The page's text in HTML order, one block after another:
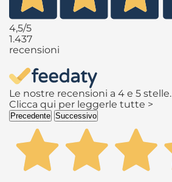
4,5/5
1.437
recensioni
Le nostre recensioni a 4 e 5 stelle.
Clicca qui per leggerle tutte >
Precedente Successivo